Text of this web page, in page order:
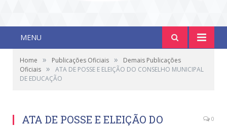
MENU
Home » Publicações Oficiais »
Demais Publicações
Oficiais »
ATA DE POSSE E ELEIÇÃO DO CONSELHO MUNICIPAL
DE EDUCAÇÃO
ATA DE POSSE E ELEIÇÃO DO
0